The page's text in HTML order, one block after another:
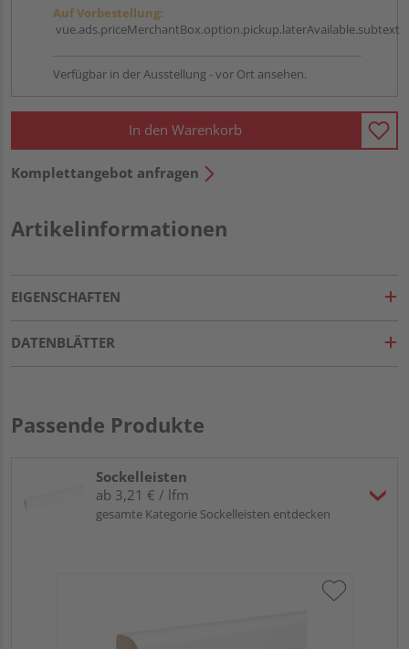
Auf Vorbestellung:
vue.ads.priceMerchantBox.option.pickup.laterAvailable.subtext
Verfügbar in der Ausstellung - vor Ort ansehen.
In den Warenkorb
Komplettangebot anfragen
Artikelinformationen
EIGENSCHAFTEN
DATENBLÄTTER
Passende Produkte
Sockelleisten
ab 3,21 € / lfm
gesamte Kategorie Sockelleisten entdecken